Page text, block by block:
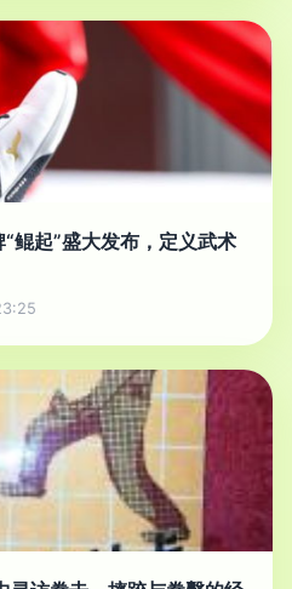
鲲起”盛大发布，定义武术